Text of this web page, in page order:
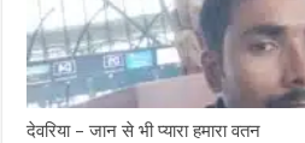
देवरिया – जान से भी प्यारा हमारा वतन